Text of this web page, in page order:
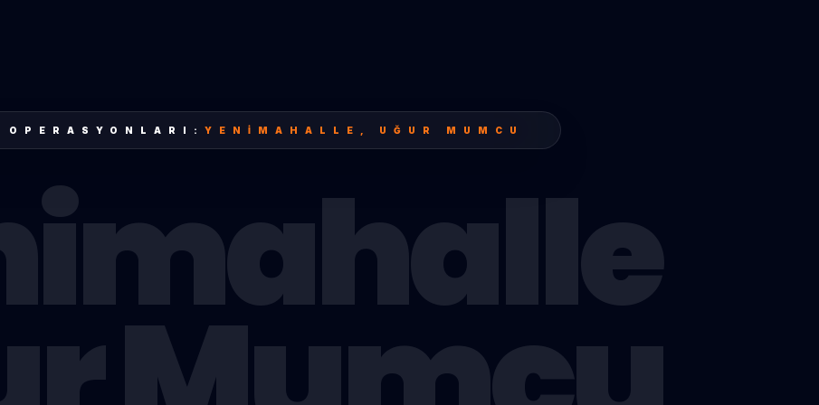
OPERASYONLARI: YENIMAHALLE UĞUR MUMCU